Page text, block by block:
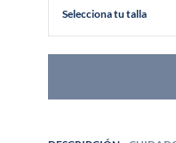
Selecciona tu talla